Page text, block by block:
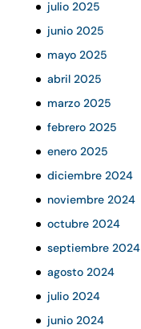
julio 2025
junio 2025
mayo 2025
abril 2025
marzo 2025
febrero 2025
enero 2025
diciembre 2024
noviembre 2024
octubre 2024
septiembre 2024
agosto 2024
julio 2024
junio 2024